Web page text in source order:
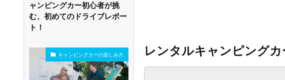
レンタルキャンピング
ャンピングカー初心者が挑
む、初めてのドライブレポー
ト！
キャンピングカーの楽しみ方